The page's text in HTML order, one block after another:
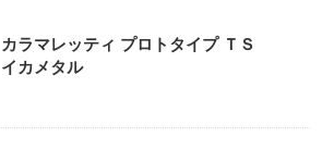
カラマレッティ プロトタイプ ＴＳ
イカメタル